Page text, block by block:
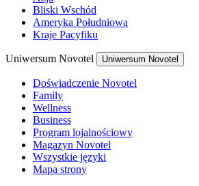
Bliski Wschód
Ameryka Południowa
Kraje Pacyfiku
Uniwersum Novotel Uniwersum Novotel
Doświadczenie Novotel
Family
Wellness
Business
Program lojalnościowy
Magazyn Novotel
Wszystkie języki
Mapa strony